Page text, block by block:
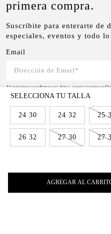
24 30 24 32 25
26 32 27 30 27
AGREGAR AL
primera compra.
Suscribite para enterarte de
especiales, eventos y todo
Email
Al registrar y confirmar sus datos, acepta nuestra